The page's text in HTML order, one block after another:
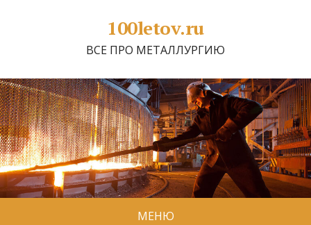
100letov.ru
ВСЕ ПРО МЕТАЛЛУРГИЮ
МЕНЮ